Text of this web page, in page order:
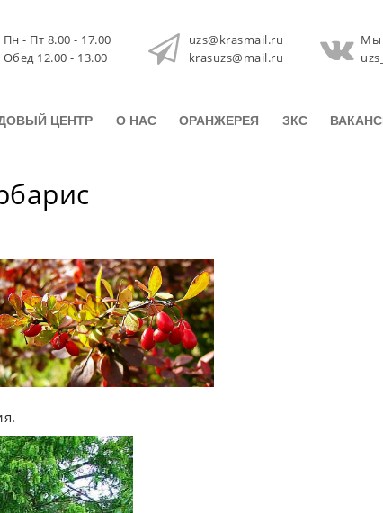
Пн - Пт 8.00 - 17.00
Обед 12.00 - 13.00
uzs@krasmail.ru
krasuzs@mail.ru
Мы
ЦЕНТР О НАС ОРАНЖЕРЕЯ ЗКС